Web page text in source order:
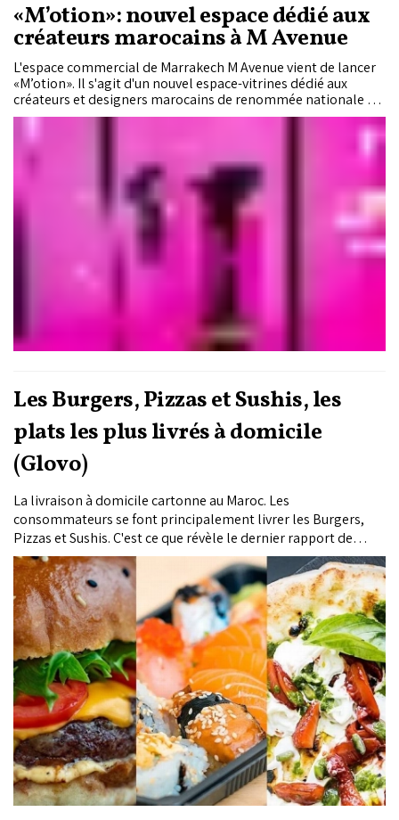
«M’otion»: nouvel espace dédié aux
créateurs marocains à M Avenue
L'espace commercial de Marrakech M Avenue vient de lancer
«M’otion». Il s'agit d'un nouvel espace-vitrines dédié aux
créateurs et designers marocains de renommée nationale et
internationale.
Les Burgers, Pizzas et Sushis, les
plats les plus livrés à domicile
(Glovo)
La livraison à domicile cartonne au Maroc. Les
consommateurs se font principalement livrer les Burgers,
Pizzas et Sushis. C'est ce que révèle le dernier rapport de
Glovo.